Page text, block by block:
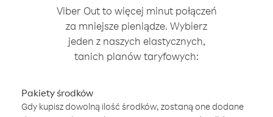
Viber Out to więcej minut połączeń
za mniejsze pieniądze. Wybierz
jeden z naszych elastycznych,
tanich planów taryfowych:
Pakiety środków
Gdy kupisz dowolną ilość środków, zostaną one dodane